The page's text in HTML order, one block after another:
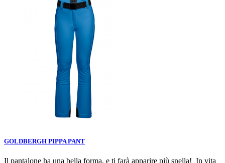
GOLDBERGH PIPPA PANT
Il pantalone ha una bella forma, e ti farà apparire più snella! In vita